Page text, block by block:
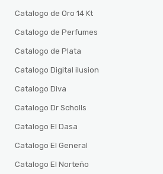
Catalogo de Oro 14 Kt
Catalogo de Perfumes
Catalogo de Plata
Catalogo Digital ilusion
Catalogo Diva
Catalogo Dr Scholls
Catalogo El Dasa
Catalogo El General
Catalogo El Norteño